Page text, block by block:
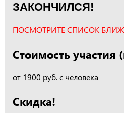
ЗАКОНЧИЛСЯ!
ПОСМОТРИТЕ СПИСОК
Стоимость участия
от 1900 руб. с человека
Скидка!